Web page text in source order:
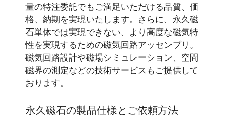
量の特注委託でもご満足いただける品質、価
格、納期を実現いたします。さらに、永久磁
石単体では実現できない、より高度な磁気特
性を実現するための磁気回路アッセンブリ。
磁気回路設計や磁場シミュレーション、空間
磁界の測定などの技術サービスもご提供して
おります。
永久磁石の製品仕様とご依頼方法